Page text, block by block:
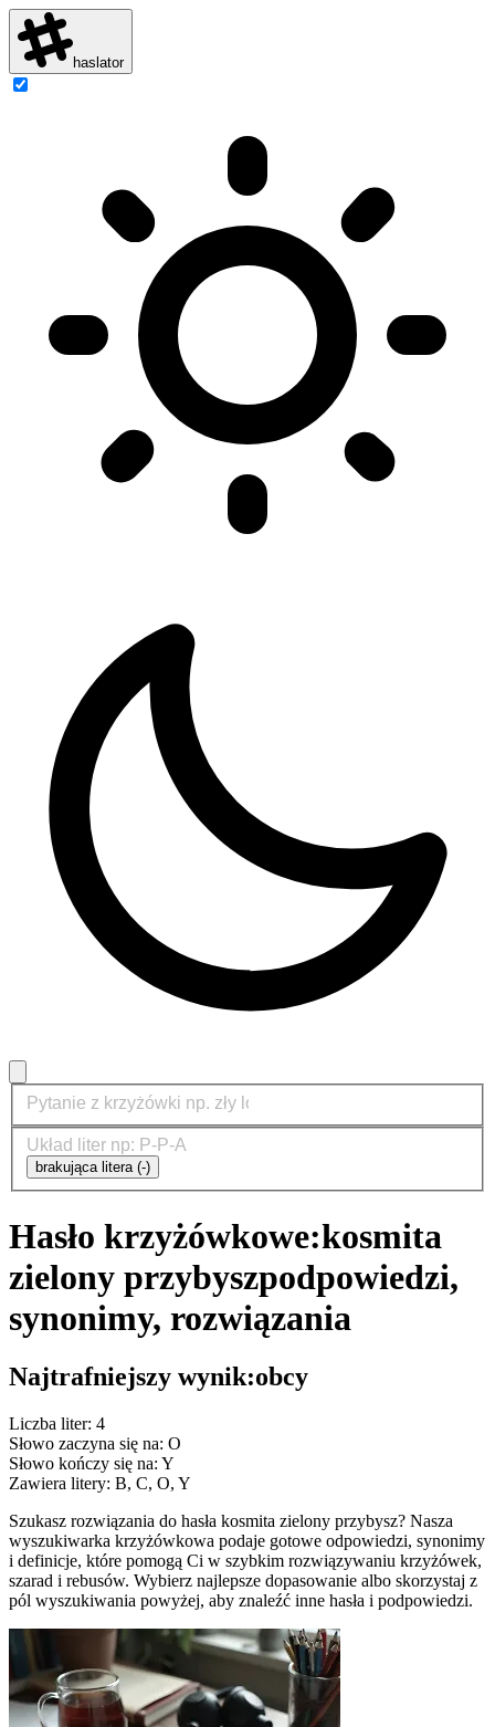
haslator
brakująca litera (-)
Hasło krzyżówkowe:kosmita
zielony przybyszpodpowiedzi,
synonimy, rozwiązania
Najtrafniejszy wynik:obcy
Liczba liter: 4
Słowo zaczyna się na: O
Słowo kończy się na: Y
Zawiera litery: B, C, O, Y
Szukasz rozwiązania do hasła kosmita zielony przybysz? Nasza
wyszukiwarka krzyżówkowa podaje gotowe odpowiedzi, synonimy
i definicje, które pomogą Ci w szybkim rozwiązywaniu krzyżówek,
szarad i rebusów. Wybierz najlepsze dopasowanie albo skorzystaj z
pól wyszukiwania powyżej, aby znaleźć inne hasła i podpowiedzi.